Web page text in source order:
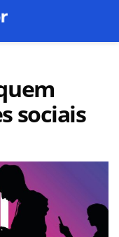
sociais